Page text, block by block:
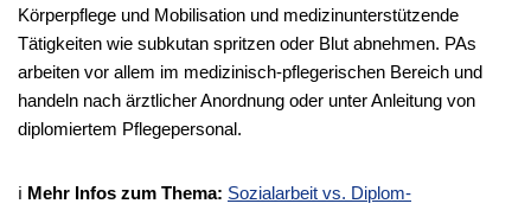
Körperpflege und Mobilisation und medizinunterstützende
Tätigkeiten wie subkutan spritzen oder Blut abnehmen. PAs
arbeiten vor allem im medizinisch-pflegerischen Bereich und
handeln nach ärztlicher Anordnung oder unter Anleitung von
diplomiertem Pflegepersonal.
ℹ️ Mehr Infos zum Thema: Sozialarbeit vs. Diplom-